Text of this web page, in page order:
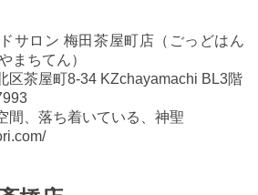
サロン 梅田茶屋町店（ごっどはん
まちてん）
区茶屋町8-34 KZchayamachi BL3階
間、落ち着いている、神聖
tori.com/